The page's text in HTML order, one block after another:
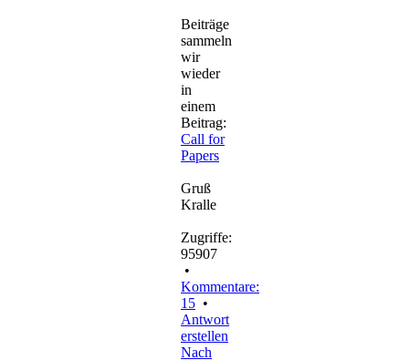
Beiträge
sammeln
wir
wieder
in
einem
Beitrag:
Call for
Papers
Gruß
Kralle
Zugriffe:
95907
•
Kommentare:
15 •
Antwort
erstellen
Nach